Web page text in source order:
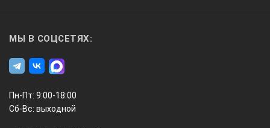
МЫ В СОЦСЕТЯХ:
Пн-Пт: 9:00-18:00
Сб-Вс: выходной